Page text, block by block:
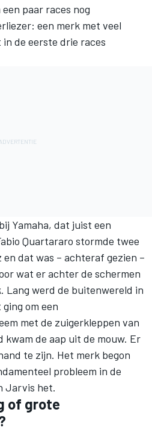
paar races nog
een merk met veel
de eerste drie races
Yamaha, dat juist een
Quartararo stormde twee
dat was – achteraf gezien –
wat er achter de schermen
Lang werd de buitenwereld in
om een
met de zuigerkleppen van
kwam de aap uit de mouw. Er
te zijn. Het merk begon
probleem in de
Jarvis het.
of grote